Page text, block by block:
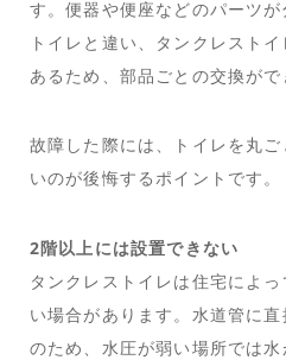
す。便器や便座などのパーツ
トイレと違い、タンクレスト
あるため、部品ごとの交換がで
故障した際には、トイレを丸
いのが後悔するポイントです。
2階以上には設置できない
タンクレストイレは住宅によ
い場合があります。水道管に
のため、水圧が弱い場所では水